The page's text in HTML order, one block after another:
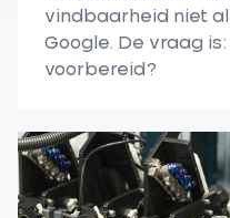
vindbaarheid niet
Google. De vraag
voorbereid?